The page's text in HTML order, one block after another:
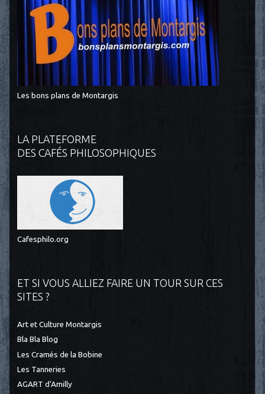
Les bons plans de Montargis
LA PLATEFORME
DES CAFÉS PHILOSOPHIQUES
Cafesphilo.org
ET SI VOUS ALLIEZ FAIRE UN TOUR SUR CES
SITES ?
Art et Culture Montargis
Bla Bla Blog
Les Cramés de la Bobine
Les Tanneries
AGART d'Amilly